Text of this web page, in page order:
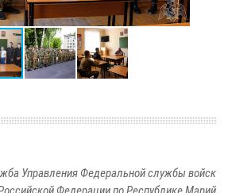
Управления Федеральной службы войск